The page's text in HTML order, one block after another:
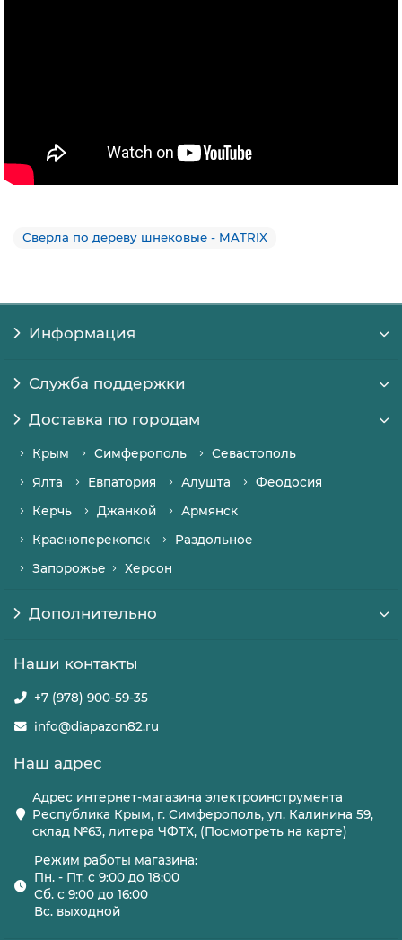
Сверла по дереву шнековые - MATRIX
Информация
Служба поддержки
Доставка по городам
Крым Симферополь
Севастополь
Ялта
Евпатория Алушта
Феодосия
Керчь
Джанкой
Армянск
Красноперекопск
Раздольное
Запорожье
Херсон
Дополнительно
Наши контакты
+7 (978) 900-59-35
info@diapazon82.ru
Наш адрес
Адрес интернет-магазина электроинструмента
Республика Крым, г. Симферополь, ул. Калинина 59,
склад №63, литера ЧФТХ, (Посмотреть на карте)
Режим работы магазина:
Пн. - Пт. с 9:00 до 18:00
Сб. с 9:00 до 16:00
Вс. выходной